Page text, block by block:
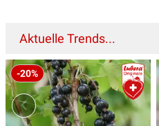
Aktuelle Trends...
-20%